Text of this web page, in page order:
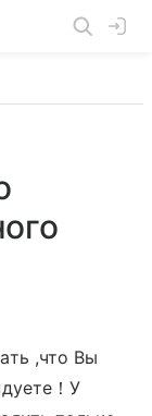
,что Вы
！У